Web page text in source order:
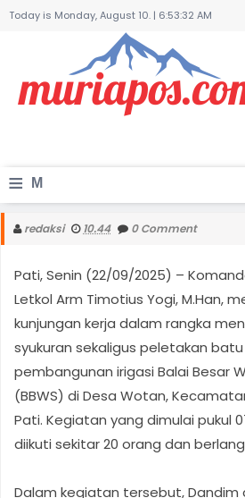
Today is Monday, August 10. | 6:53:32 AM
≡ M
u
redaksi 10.44 0 Comment
Pati, Senin (22/09/2025) –
Letkol Arm Timotius Yogi, M.Han,
kunjungan kerja dalam rangka
syukuran sekaligus peletakan
pembangunan irigasi Balai Besar
(BBWS) di Desa Wotan,
Pati. Kegiatan yang dimulai pukul
diikuti sekitar 20 orang dan
Dalam kegiatan tersebut, Dandim